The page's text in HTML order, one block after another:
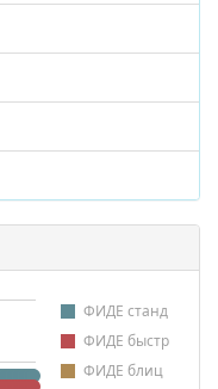
ФИДЕ станд
ФИДЕ быстр
ФИДЕ блиц